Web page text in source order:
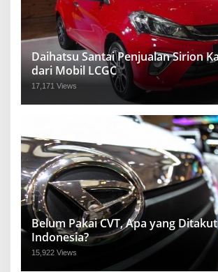
Daihatsu Santai Penjualan Sirion
dari Mobil LCGC
17,171 Views
Belum Pakai CVT, Apa yang
Indonesia?
15,922 Views